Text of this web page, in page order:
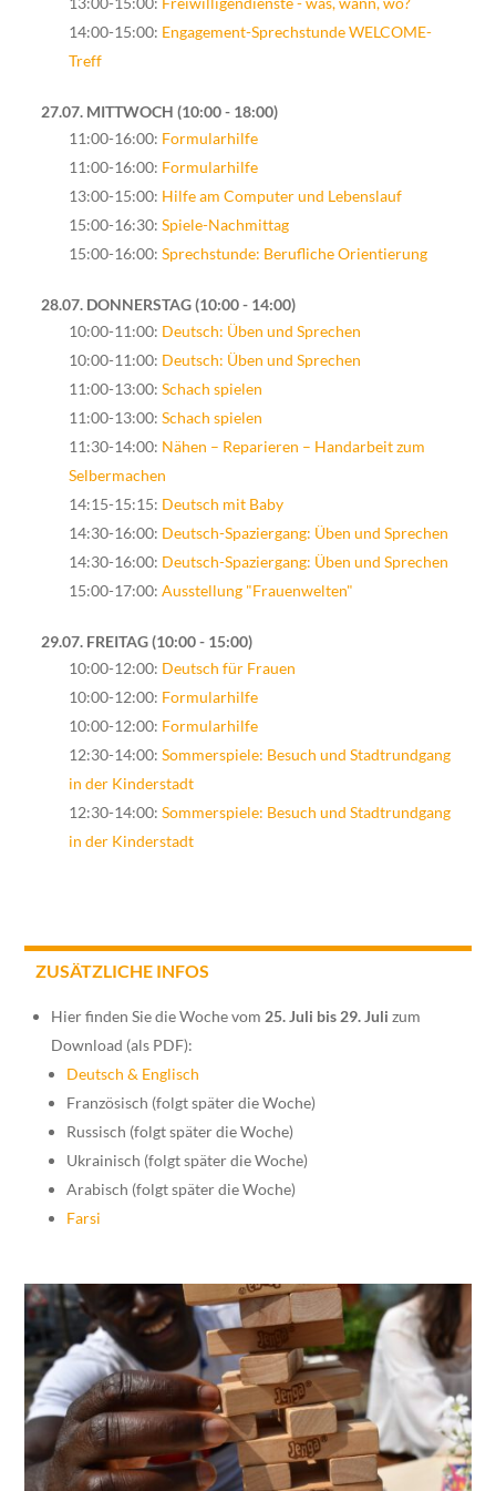
14:00-15:00: Engagement-Sprechstunde WELCOME-
Treff
27.07. MITTWOCH 10:00 - 18:00
11:00-16:00: Formularhilfe
11:00-16:00: Formularhilfe
13:00-15:00: Hilfe am Computer und Lebenslauf
15:00-16:30: Spiele-Nachmittag
15:00-16:00: Sprechstunde: Berufliche Orientierung
28.07. DONNERSTAG 10:00 - 14:00
10:00-11:00: Deutsch: Üben und Sprechen
10:00-11:00: Deutsch: Üben und Sprechen
11:00-13:00: Schach spielen
11:00-13:00: Schach spielen
11:30-14:00: Nähen – Reparieren – Handarbeit zum
Selbermachen
14:15-15:15: Deutsch mit Baby
14:30-16:00: Deutsch-Spaziergang: Üben und Sprechen
14:30-16:00: Deutsch-Spaziergang: Üben und Sprechen
15:00-17:00: Ausstellung "Frauenwelten"
29.07. FREITAG 10:00 - 15:00
10:00-12:00: Deutsch für Frauen
10:00-12:00: Formularhilfe
10:00-12:00: Formularhilfe
12:30-14:00: Sommerspiele: Besuch und Stadtrundgang
in der Kinderstadt
12:30-14:00: Sommerspiele: Besuch und Stadtrundgang
in der Kinderstadt
ZUSÄTZLICHE INFOS
Hier finden Sie die Woche vom 25. Juli bis 29. Juli zum
Download (als PDF):
Deutsch & Englisch
Französisch (folgt später die Woche)
Russisch (folgt später die Woche)
Ukrainisch (folgt später die Woche)
Arabisch (folgt später die Woche)
Farsi